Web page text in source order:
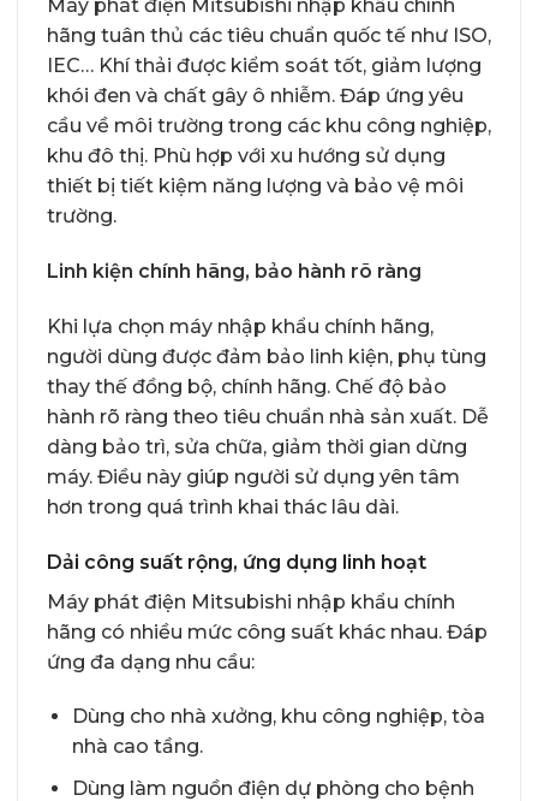
Máy phát điện Mitsubishi nhập khẩu chính
hãng tuân thủ các tiêu chuẩn quốc tế như ISO,
IEC… Khí thải được kiểm soát tốt, giảm lượng
khói đen và chất gây ô nhiễm. Đáp ứng yêu
cầu về môi trường trong các khu công nghiệp,
khu đô thị. Phù hợp với xu hướng sử dụng
thiết bị tiết kiệm năng lượng và bảo vệ môi
trường.
Linh kiện chính hãng, bảo hành rõ ràng
Khi lựa chọn máy nhập khẩu chính hãng,
người dùng được đảm bảo linh kiện, phụ tùng
thay thế đồng bộ, chính hãng. Chế độ bảo
hành rõ ràng theo tiêu chuẩn nhà sản xuất. Dễ
dàng bảo trì, sửa chữa, giảm thời gian dừng
máy. Điều này giúp người sử dụng yên tâm
hơn trong quá trình khai thác lâu dài.
Dải công suất rộng, ứng dụng linh hoạt
Máy phát điện Mitsubishi nhập khẩu chính
hãng có nhiều mức công suất khác nhau. Đáp
ứng đa dạng nhu cầu:
Dùng cho nhà xưởng, khu công nghiệp, tòa
nhà cao tầng.
Dùng làm nguồn điện dự phòng cho bệnh